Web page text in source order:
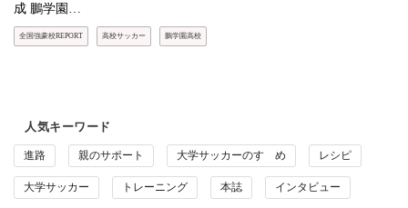
成 鵬学園…
全国強豪校REPORT 高校サッカー 鵬学園高校
人気キーワード
進路 親のサポート 大学サッカーのすゝめ レシピ
大学サッカー トレーニング 本誌 インタビュー